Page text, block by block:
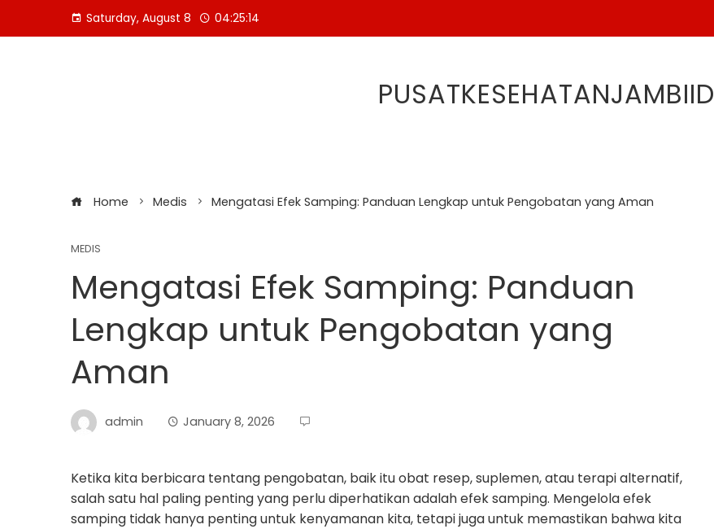
Saturday, August 8 04:25:15
PUSATKESEHATANJAMBIID
Home Medis Mengatasi Efek Samping: Panduan Lengkap untuk Pengobatan yang Aman
MEDIS
Mengatasi Efek Samping: Panduan
Lengkap untuk Pengobatan yang
Aman
admin January 8, 2026
Ketika kita berbicara tentang pengobatan, baik itu obat resep, suplemen, atau terapi alternatif,
salah satu hal paling penting yang perlu diperhatikan adalah efek samping. Mengelola efek
samping tidak hanya penting untuk kenyamanan kita, tetapi juga untuk memastikan bahwa kita